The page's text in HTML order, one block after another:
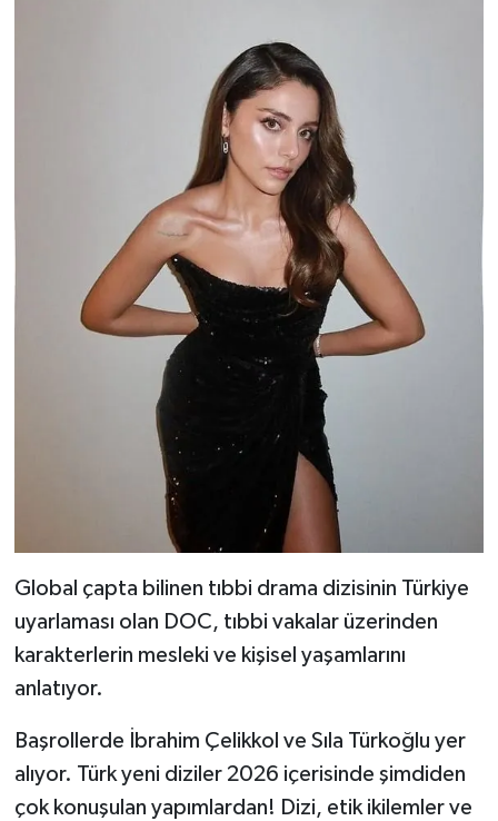
Global çapta bilinen tıbbi drama dizisinin Türkiye
uyarlaması olan DOC, tıbbi vakalar üzerinden
karakterlerin mesleki ve kişisel yaşamlarını
anlatıyor.
Başrollerde İbrahim Çelikkol ve Sıla Türkoğlu yer
alıyor. Türk yeni diziler 2026 içerisinde şimdiden
çok konuşulan yapımlardan! Dizi, etik ikilemler ve